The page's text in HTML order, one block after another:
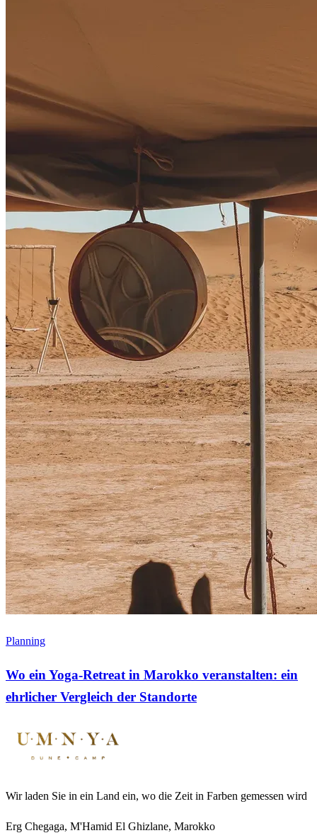
Planning
Wo ein Yoga-Retreat in Marokko veranstalten: ein
ehrlicher Vergleich der Standorte
Wir laden Sie in ein Land ein, wo die Zeit in Farben gemessen wird
Erg Chegaga, M'Hamid El Ghizlane, Marokko